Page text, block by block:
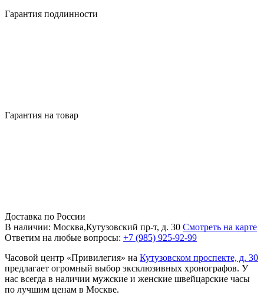
Гарантия подлинности
Гарантия на товар
Доставка по России
В наличии: Москва,Кутузовский пр-т, д. 30 Смотреть на карте
Ответим на любые вопросы: +7 (985) 925-92-99
Часовой центр «Привилегия» на Кутузовском проспекте, д. 30
предлагает огромный выбор эксклюзивных хронографов. У
нас всегда в наличии мужские и женские швейцарские часы
по лучшим ценам в Москве.